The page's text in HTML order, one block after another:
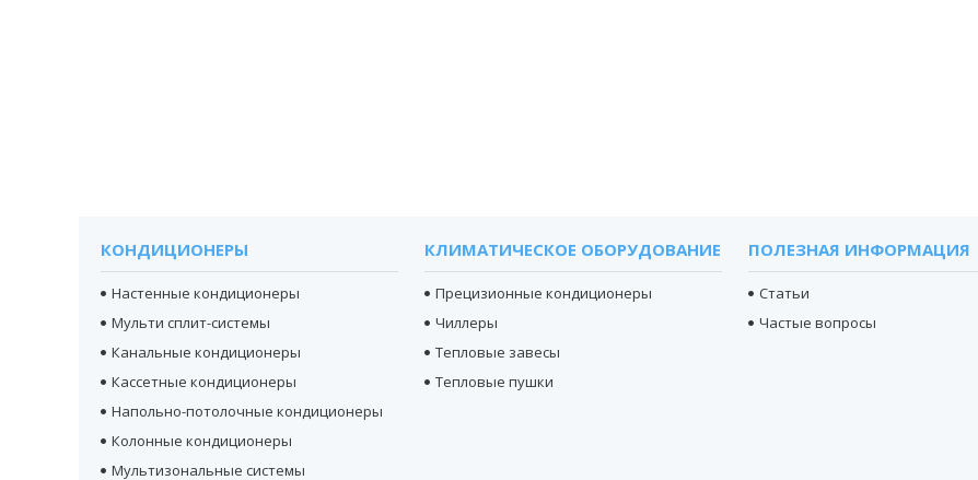
КОНДИЦИОНЕРЫ
Настенные кондиционеры
Мульти сплит-системы
Канальные кондиционеры
Кассетные кондиционеры
Напольно-потолочные кондиционеры
Колонные кондиционеры
Мультизональные системы
КЛИМАТИЧЕСКОЕ ОБОРУДОВАНИЕ
Прецизионные кондиционеры
Чиллеры
Тепловые завесы
Тепловые пушки
ПОЛЕЗНАЯ ИНФОРМАЦИЯ
Статьи
Частые вопросы